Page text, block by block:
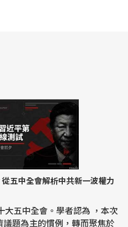
大五中全會。學者認為 ，本次
題為主的慣例，轉而聚焦於